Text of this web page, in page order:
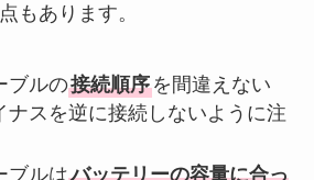
もあります。
ブルの接続順序を間違えない
スを逆に接続しないように注
ブルはバッテリーの容量に合っ